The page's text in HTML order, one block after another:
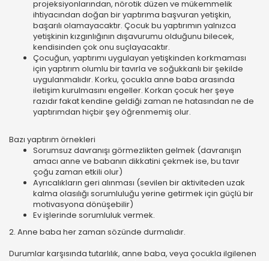
projeksiyonlarından, nörotik düzen ve mükemmelik
ihtiyacından doğan bir yaptırıma başvuran yetişkin,
başarılı olamayacaktır. Çocuk bu yaptırımın yalnızca
yetişkinin kızgınlığının dışavurumu olduğunu bilecek,
kendisinden çok onu suçlayacaktır.
Çocuğun, yaptırımı uygulayan yetişkinden korkmaması
için yaptırım olumlu bir tavırla ve soğukkanlı bir şekilde
uygulanmalıdır. Korku, çocukla anne baba arasında
iletişim kurulmasını engeller. Korkan çocuk her şeye
razıdır fakat kendine geldiği zaman ne hatasından ne de
yaptırımdan hiçbir şey öğrenmemiş olur.
Bazı yaptırım örnekleri
Sorumsuz davranışı görmezlikten gelmek (davranışın
amacı anne ve babanın dikkatini çekmek ise, bu tavır
çoğu zaman etkili olur)
Ayrıcalıkların geri alınması (sevilen bir aktiviteden uzak
kalma olasılığı sorumluluğu yerine getirmek için güçlü bir
motivasyona dönüşebilir)
Ev işlerinde sorumluluk vermek.
2. Anne baba her zaman sözünde durmalıdır.
Durumlar karşısında tutarlılık, anne baba, veya çocukla ilgilenen